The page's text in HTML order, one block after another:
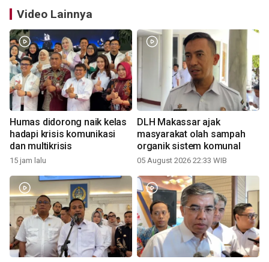
Video Lainnya
Humas didorong naik kelas
hadapi krisis komunikasi
dan multikrisis
15 jam lalu
DLH Makassar ajak
masyarakat olah sampah
organik sistem komunal
05 August 2026 22:33 WIB